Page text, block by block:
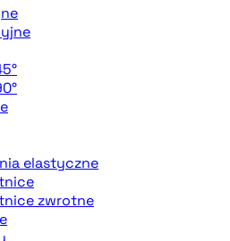
elastyczne
zwrotne